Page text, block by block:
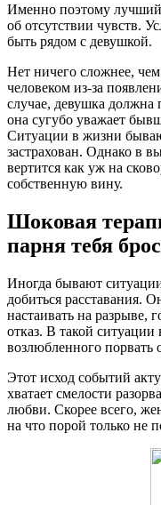
Именно поэтому лучший
об отсутствии чувств.
быть рядом с девушкой.
Нет ничего сложнее,
человеком из-за
случае, девушка должна
она сугубо уважает
Ситуации в жизни
застрахован. Однако в
вертится как уж на
собственную вину.
Шоковая
парня тебя
Иногда бывают
добиться расставания.
настаивать на разрыве,
отказ. В такой ситуации
возлюбленного порвать
Этот исход событий
хватает смелости
любви. Скорее всего,
на что порой только не